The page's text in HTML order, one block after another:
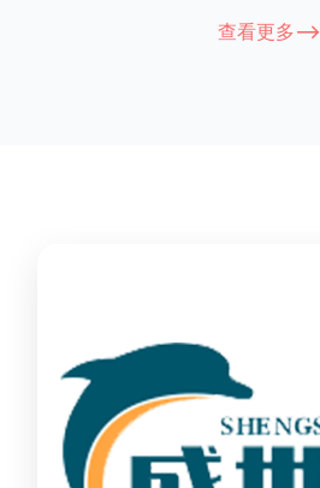
或者咨询厂家客服以获取更准确的信息。
查看更多-->